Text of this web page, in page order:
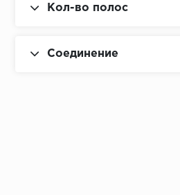
Кол-во полос
Соединение